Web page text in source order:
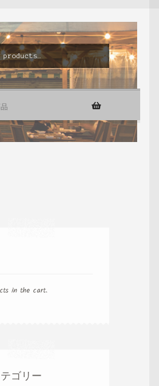
in the cart.
ゴリー